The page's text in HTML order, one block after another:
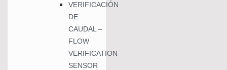
VERIFICACIÓN
DE
CAUDAL –
FLOW
VERIFICATION
SENSOR